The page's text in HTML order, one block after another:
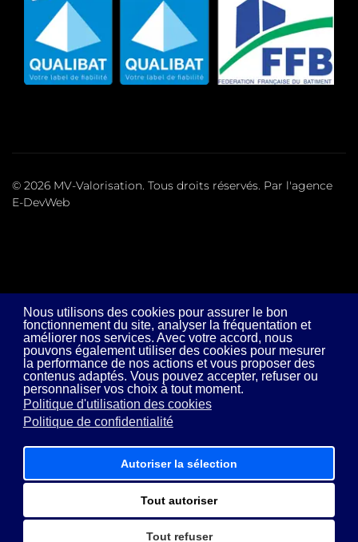
Nous utilisons des cookies pour assurer le bon
fonctionnement du site, analyser la fréquentation et
améliorer nos services. Avec votre accord, nous
pouvons également utiliser des cookies pour mesurer
la performance de nos actions et vous proposer des
contenus adaptés. Vous pouvez accepter, refuser ou
personnaliser vos choix à tout moment.
Politique d'utilisation des cookies
Politique de confidentialité
Autoriser la sélection
Tout autoriser
Tout refuser
© 2026 MV-Valorisation. Tous droits réservés. Par l'agence
E-DevWeb